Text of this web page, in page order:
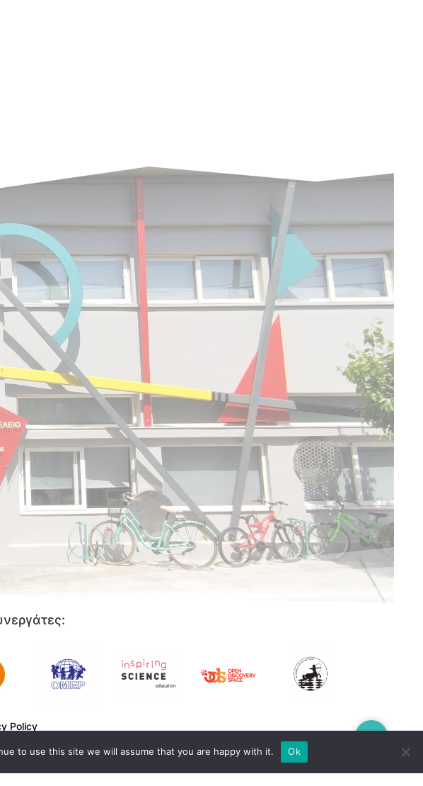
Policy
– Developed by lagamura
to use this site we will assume that you are happy with it. Ok